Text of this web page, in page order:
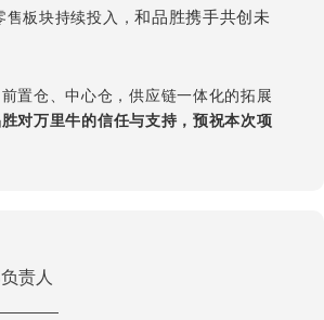
售板块持续投入，和品胜携手共创未
置仓、中心仓，供应链一体化的拓展
对万里牛的信任与支持，预祝本次项
责人